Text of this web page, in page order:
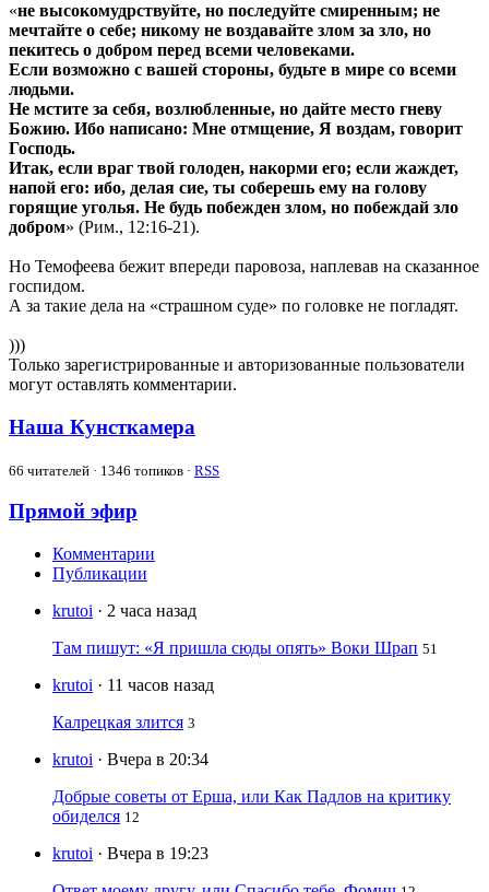
«не высокомудрствуйте, но последуйте смиренным; не
мечтайте о себе; никому не воздавайте злом за зло, но
пекитесь о добром перед всеми человеками.
Если возможно с вашей стороны, будьте в мире со всеми
людьми.
Не мстите за себя, возлюбленные, но дайте место гневу
Божию. Ибо написано: Мне отмщение, Я воздам, говорит
Господь.
Итак, если враг твой голоден, накорми его; если жаждет,
напой его: ибо, делая сие, ты соберешь ему на голову
горящие уголья. Не будь побежден злом, но побеждай зло
добром» (Рим., 12:16-21).
Но Темофеева бежит впереди паровоза, наплевав на сказанное
госпидом.
А за такие дела на «страшном суде» по головке не погладят.
)))
Только зарегистрированные и авторизованные пользователи
могут оставлять комментарии.
Наша Кунсткамера
66 читателей · 1346 топиков · RSS
Прямой эфир
Комментарии
Публикации
krutoi · 2 часа назад
Там пишут: «Я пришла сюды опять» Воки Шрап 51
krutoi · 11 часов назад
Калрецкая злится 3
krutoi · Вчера в 20:34
Добрые советы от Ерша, или Как Падлов на критику
обиделся 12
krutoi · Вчера в 19:23